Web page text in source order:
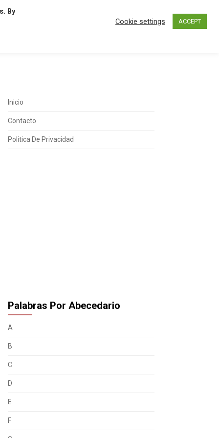
N
Inicio
Contacto
Politica De Privacidad
Palabras Por Abecedario
A
B
C
D
E
F
By
Cookie settings ACCEPT